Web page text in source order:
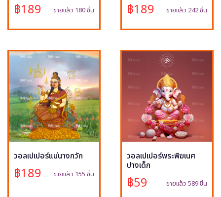
฿189 ขายแล้ว 180 ชิ้น ฿189 ขายแล้ว 242 ชิ้น
วอลเปเปอร์แม่นางกวัก
฿189 ขายแล้ว 155 ชิ้น
วอลเปเปอร์พระพิฆเนศ
ปางเด็ก
฿59 ขายแล้ว 589 ชิ้น